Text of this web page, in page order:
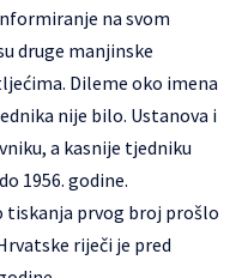
na svom
druge manjinske
Dileme oko imena
nije bilo. Ustanova i
a kasnije tjedniku
1956. godine.
tiskanja prvog broj prošlo
riječi je pred